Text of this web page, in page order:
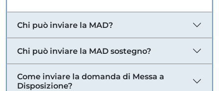
Chi può inviare la MAD?
Chi può inviare la MAD sostegno?
Come inviare la domanda di Messa a
Disposizione?